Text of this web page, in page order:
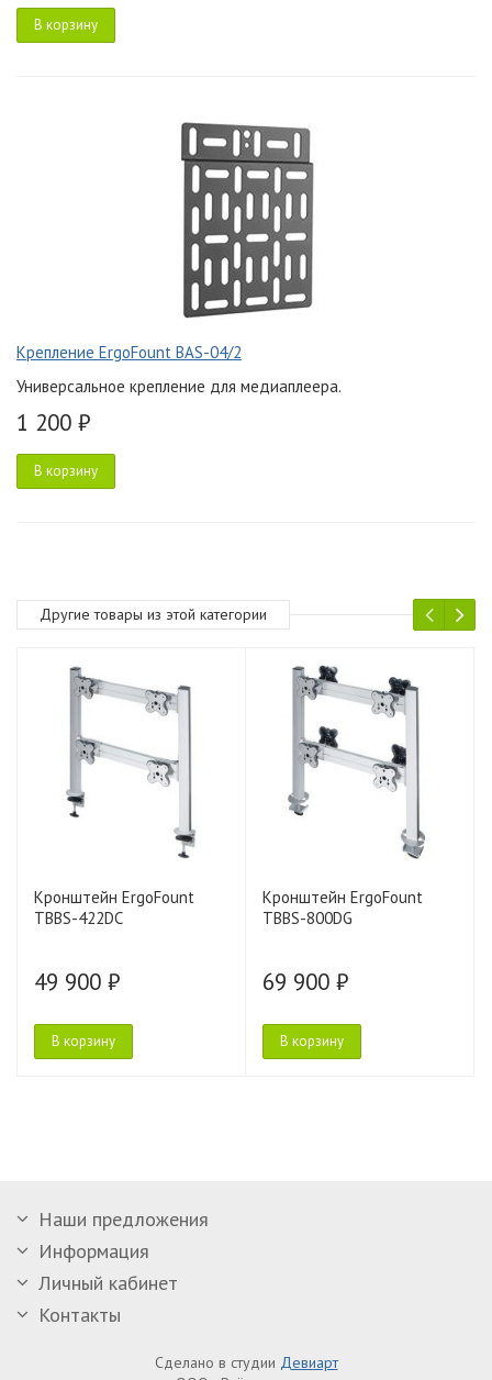
В корзину
Крепление ErgoFount BAS-04/2
Универсальное крепление для медиаплеера.
1 200 ₽
В корзину
Другие товары из этой категории
Кронштейн ErgoFount
TBBS-422DC
49 900 ₽
В корзину
Кронштейн ErgoFount
TBBS-800DG
69 900 ₽
В корзину
Наши предложения
Информация
Личный кабинет
Контакты
Сделано в студии Девиарт